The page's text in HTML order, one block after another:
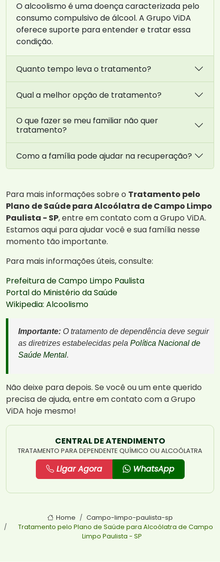
O alcoolismo é uma doença caracterizada pelo
consumo compulsivo de álcool. A Grupo ViDA
oferece suporte para entender e tratar essa
condição.
Quanto tempo leva o tratamento?
Qual a melhor opção de tratamento?
O que fazer se meu familiar não quer
tratamento?
Como a família pode ajudar na recuperação?
Para mais informações sobre o Tratamento pelo
Plano de Saúde para Alcoólatra de Campo Limpo
Paulista - SP, entre em contato com a Grupo ViDA.
Estamos aqui para ajudar você e sua família nesse
momento tão importante.
Para mais informações úteis, consulte:
Prefeitura de Campo Limpo Paulista
Portal do Ministério da Saúde
Wikipedia: Alcoolismo
Importante: O tratamento de dependência deve seguir
as diretrizes estabelecidas pela Política Nacional de
Saúde Mental.
Não deixe para depois. Se você ou um ente querido
precisa de ajuda, entre em contato com a Grupo
ViDA hoje mesmo!
CENTRAL DE ATENDIMENTO
TRATAMENTO PARA DEPENDENTE QUÍMICO OU ALCOÓLATRA
Ligar Agora WhatsApp
Home
Campo-limpo-paulista-sp
Tratamento pelo Plano de Saúde para Alcoólatra de Campo
Limpo Paulista - SP